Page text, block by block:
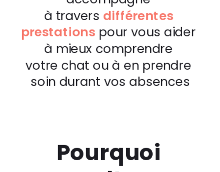
à travers différentes
prestations pour vous aider
à mieux comprendre
votre chat ou à en prendre
soin durant vos absences
Pourquoi